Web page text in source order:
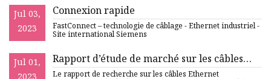
Jul 03,
2023
Connexion rapide
FastConnect – technologie de câblage - Ethernet industriel -
Site international Siemens
Jul 01,
2023
Rapport d’étude de marché sur les câbles
Ethernet commerciaux 2023
Le rapport de recherche sur les câbles Ethernet